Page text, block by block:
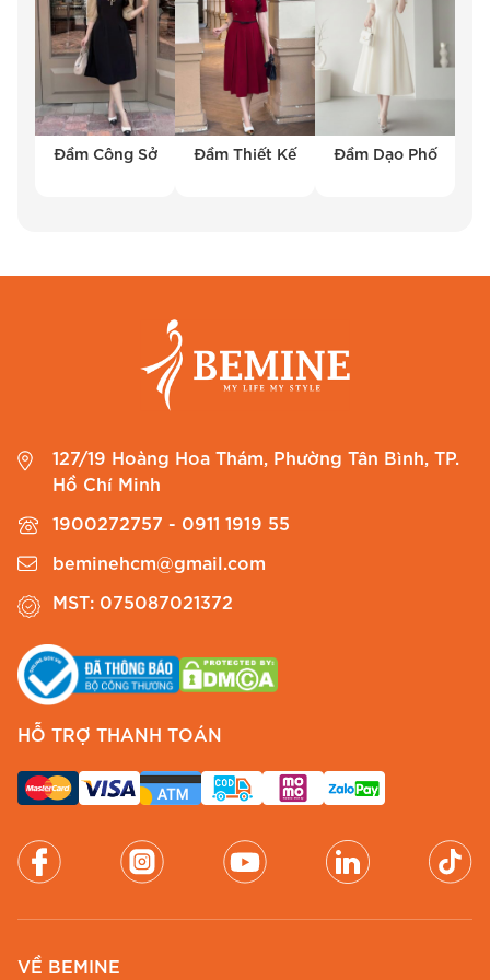
Đầm Công Sở Đầm Thiết Kế Đầm Dạo Phố
127/19 Hoàng Hoa Thám, Phường Tân Bình, TP.
Hồ Chí Minh
1900272757 - 0911 1919 55
beminehcm@gmail.com
MST: 075087021372
HỖ TRỢ THANH TOÁN
VỀ BEMINE